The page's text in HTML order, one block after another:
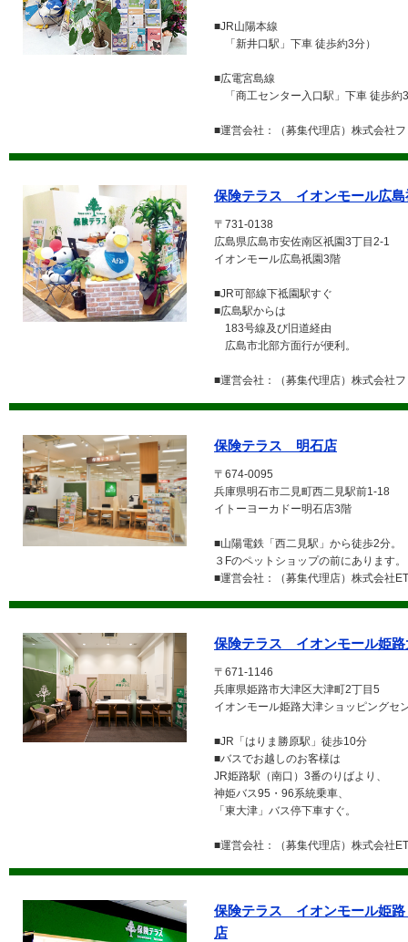
■JR山陽本線
「新井口駅」下車 徒歩約3分）
■広電宮島線
「商工センター入口駅」下車 徒歩約
■運営会社：（募集代理店）株式会社
保険テラス イオンモール広島
〒731-0138
広島県広島市安佐南区祇園3丁目2-1
イオンモール広島祇園3階
■JR可部線下祗園駅すぐ
■広島駅からは
183号線及び旧道経由
広島市北部方面行が便利。
■運営会社：（募集代理店）株式会社
保険テラス 明石店
〒674-0095
兵庫県明石市二見町西二見駅前1-18
イトーヨーカドー明石店3階
■山陽電鉄「西二見駅」から徒歩2分。
３Fのペットショップの前にあります。
■運営会社：（募集代理店）株式会社
保険テラス イオンモール姫路
〒671-1146
兵庫県姫路市大津区大津町2丁目5
イオンモール姫路大津ショッピングセ
■JR「はりま勝原駅」徒歩10分
■バスでお越しのお客様は
JR姫路駅（南口）3番のりばより、
神姫バス95・96系統乗車、
「東大津」バス停下車すぐ。
■運営会社：（募集代理店）株式会社
保険テラス イオンモール姫路
店